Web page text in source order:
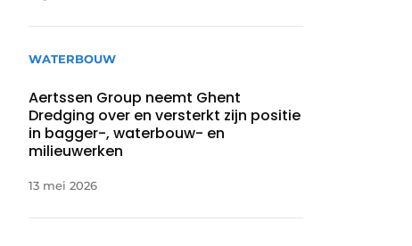
WATERBOUW
Aertssen Group neemt Ghent
Dredging over en versterkt zijn positie
in bagger-, waterbouw- en
milieuwerken
13 mei 2026